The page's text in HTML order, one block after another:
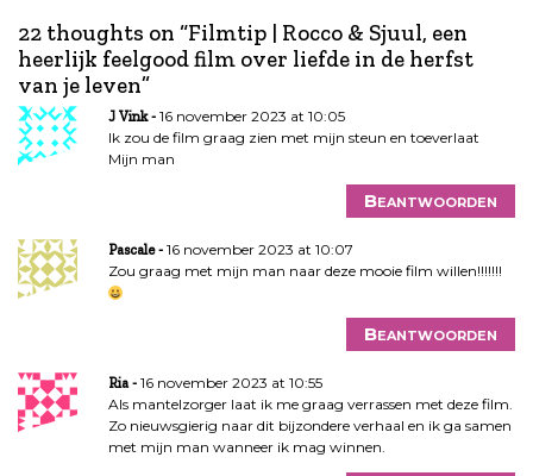
c
h
t
n
a
v
a
t
i
22 thoughts on “Filmtip | Rocco & Sjuul, een
heerlijk feelgood film over liefde in de herfst
van je leven”
J Vink
16 november 2023 at 10:05
Ik zou de film graag zien met mijn steun en toeverlaat
Mijn man
Beantwoorden
Pascale
16 november 2023 at 10:07
Zou graag met mijn man naar deze mooie film willen!!!!!!!
Beantwoorden
Ria
16 november 2023 at 10:55
Als mantelzorger laat ik me graag verrassen met deze film.
Zo nieuwsgierig naar dit bijzondere verhaal en ik ga samen
met mijn man wanneer ik mag winnen.